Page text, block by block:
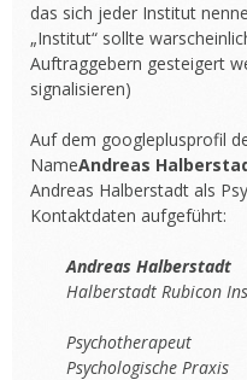
das sich jeder Institut
„Institut“ sollte
Auftraggebern gesteigert
signalisieren)
Auf dem googleplusprofil
NameAndreas
Andreas Halberstadt als
Kontaktdaten aufgeführt:
Andreas Halberstadt
Halberstadt Rubicon
Psychotherapeut
Psychologische Praxis